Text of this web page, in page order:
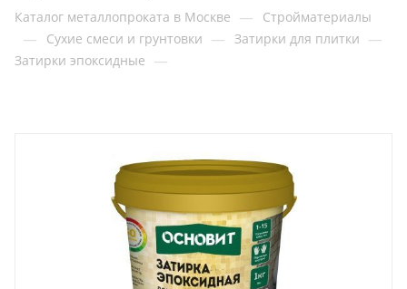
Каталог металлопроката в Москве — Стройматериалы
— Сухие смеси и грунтовки — Затирки для плитки —
Затирки эпоксидные —